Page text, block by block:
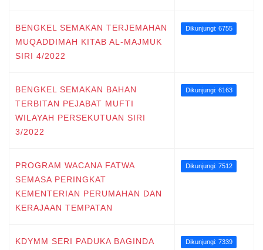
BENGKEL SEMAKAN TERJEMAHAN
MUQADDIMAH KITAB AL-MAJMUK
SIRI 4/2022
Dikunjungi: 6755
BENGKEL SEMAKAN BAHAN
TERBITAN PEJABAT MUFTI
WILAYAH PERSEKUTUAN SIRI
3/2022
Dikunjungi: 6163
PROGRAM WACANA FATWA
SEMASA PERINGKAT
KEMENTERIAN PERUMAHAN DAN
KERAJAAN TEMPATAN
Dikunjungi: 7512
KDYMM SERI PADUKA BAGINDA
Dikunjungi: 7339